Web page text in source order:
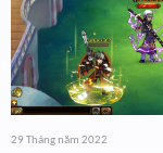
nhất (giải đặc biệt
khuyến khích 1kv/1
from thông tin.
post ảnh sớm nhất
giải vàng vì vậy
4. Thời gian tham gia
29 Tháng năm 2022